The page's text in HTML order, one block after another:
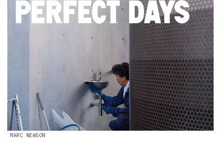
MARC NEWSON